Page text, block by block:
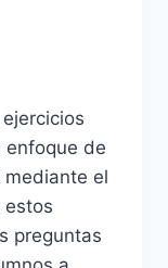
enfoque de
el
estos
preguntas